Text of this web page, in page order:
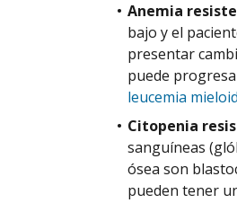
Anemia
bajo y el
presentar
puede
leucemia
Citopenia
sanguíneas
ósea son
pueden tener